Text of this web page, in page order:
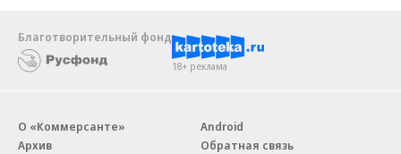
Благотворительный фонд
18+ реклама
О «Коммерсанте»
Архив
Android
Обратная связь